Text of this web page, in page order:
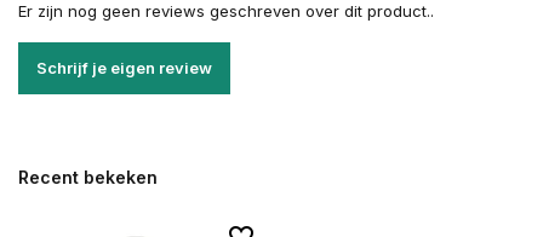
Er zijn nog geen reviews geschreven over dit product..
Schrijf je eigen review
Recent bekeken